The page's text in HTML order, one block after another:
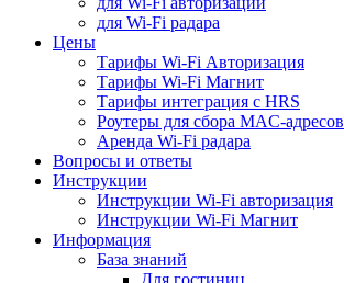
для Wi-Fi радара
Цены
Тарифы Wi-Fi Авторизация
Тарифы Wi-Fi Магнит
Тарифы интеграция с HRS
Роутеры для сбора MAC-адресов
Аренда Wi-Fi радара
Вопросы и ответы
Инструкции
Инструкции Wi-Fi авторизация
Инструкции Wi-Fi Магнит
Информация
База знаний
Для гостиниц